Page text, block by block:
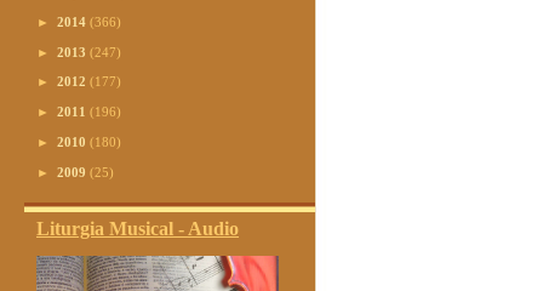
► 2014 (366)
► 2013 (247)
► 2012 (177)
► 2011 (196)
► 2010 (180)
► 2009 (25)
Liturgia Musical - Audio